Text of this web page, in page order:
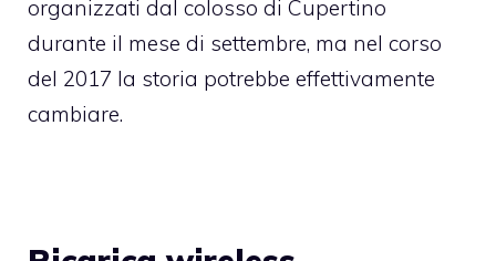
organizzati dal colosso di Cupertino
durante il mese di settembre, ma nel corso
del 2017 la storia potrebbe effettivamente
cambiare.